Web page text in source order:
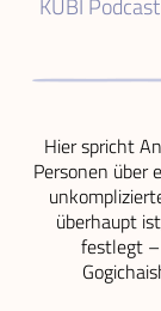
KUBI
Hier spricht
Personen über
überhaupt
festlegt –